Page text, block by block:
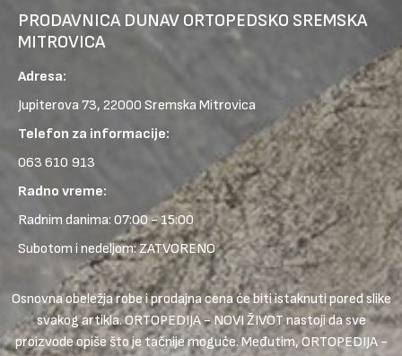
PRODAVNICA DUNAV ORTOPEDSKO SREMSKA
MITROVICA
Adresa:
Jupiterova 73, 22000 Sremska Mitrovica
Telefon za informacije:
063 610 913
Radno vreme:
Radnim danima: 07:00 - 15:00
Subotom i nedeljom: ZATVORENO
Osnovna obeležja robe i prodajna cena će biti istaknuti pored slike
svakog artikla. ORTOPEDIJA - NOVI ŽIVOT nastoji da sve
proizvode opiše što je tačnije moguće. Međutim, ORTOPEDIJA -